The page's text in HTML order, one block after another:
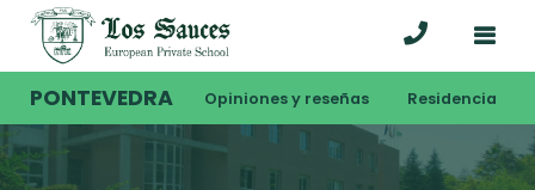
PONTEVEDRA Opiniones y reseñas Residencia